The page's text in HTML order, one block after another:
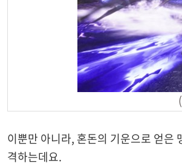
이뿐만 아니라, 혼돈의 기운으로 얻은
격하는데요.